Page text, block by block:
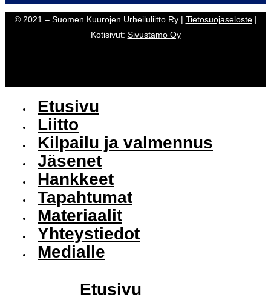
© 2021 – Suomen Kuurojen Urheiluliitto Ry | Tietosuojaseloste|
Kotisivut: Sivustamo Oy
Etusivu
Liitto
Kilpailu ja valmennus
Jäsenet
Hankkeet
Tapahtumat
Materiaalit
Yhteystiedot
Medialle
Etusivu